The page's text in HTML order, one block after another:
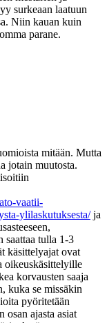
surkeaan laatuun
Niin kauan kuin
parane.
mitään. Mutta
jotain muutosta.
vaatii-
ylilaskutuksesta/ja
saattaa tulla 1-3
käsittelyajat ovat
oikeuskäsittelyille
korvausten saaja
kuka se missäkin
pyöritetään
osan ajasta asiat